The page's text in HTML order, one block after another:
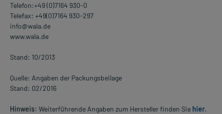
Telefon:+49 (0)7164 930-0
Telefax: +49(0)7164 930-297
info@wala.de
www.wala.de
Stand: 10/2013
Quelle: Angaben der Packungsbeilage
Stand: 02/2016
Hinweis: Weiterführende Angaben zum Hersteller finden Sie hier.